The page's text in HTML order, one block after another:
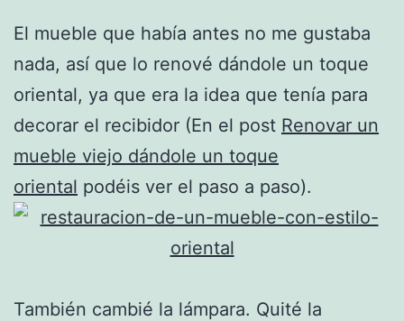
El mueble que había antes no me gustaba
nada, así que lo renové dándole un toque
oriental, ya que era la idea que tenía para
decorar el recibidor (En el post Renovar un
mueble viejo dándole un toque
oriental podéis ver el paso a paso).
También cambié la lámpara. Quité la